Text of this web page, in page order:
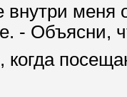
меня
- Объясни,